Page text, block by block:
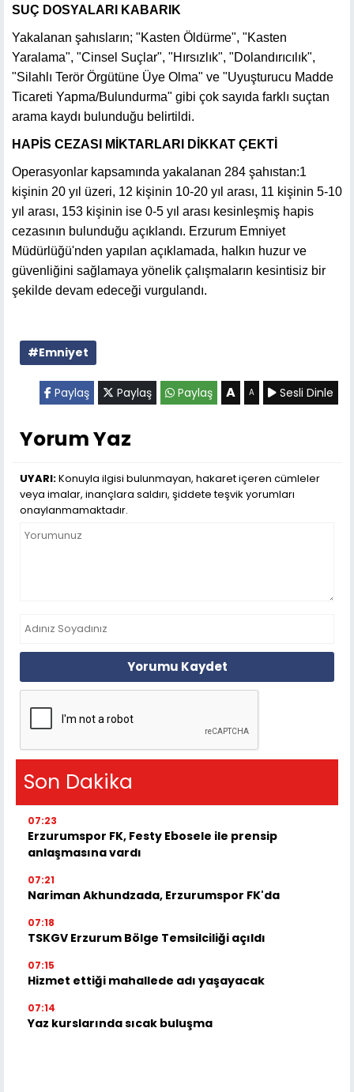
SUÇ DOSYALARI KABARIK
Yakalanan şahısların; "Kasten Öldürme", "Kasten
Yaralama", "Cinsel Suçlar", "Hırsızlık", "Dolandırıcılık",
"Silahlı Terör Örgütüne Üye Olma" ve "Uyuşturucu Madde
Ticareti Yapma/Bulundurma" gibi çok sayıda farklı suçtan
arama kaydı bulunduğu belirtildi.
HAPİS CEZASI MİKTARLARI DİKKAT ÇEKTİ
Operasyonlar kapsamında yakalanan 284 şahıstan:1
kişinin 20 yıl üzeri, 12 kişinin 10-20 yıl arası, 11 kişinin 5-10
yıl arası, 153 kişinin ise 0-5 yıl arası kesinleşmiş hapis
cezasının bulunduğu açıklandı. Erzurum Emniyet
Müdürlüğü'nden yapılan açıklamada, halkın huzur ve
güvenliğini sağlamaya yönelik çalışmaların kesintisiz bir
şekilde devam edeceği vurgulandı.
#Emniyet
Paylaş Paylaş Paylaş A A Sesli Dinle
Yorum Yaz
UYARI:Konuyla ilgisi bulunmayan, hakaret içeren cümleler
veya imalar, inançlara saldırı, şiddete teşvik yorumları
onaylanmamaktadır.
Yorumu Kaydet
Son Dakika
07:23
Erzurumspor FK, Festy Ebosele ile prensip
anlaşmasına vardı
07:21
Nariman Akhundzada, Erzurumspor FK'da
07:18
TSKGV Erzurum Bölge Temsilciliği açıldı
07:15
Hizmet ettiği mahallede adı yaşayacak
07:14
Yaz kurslarında sıcak buluşma